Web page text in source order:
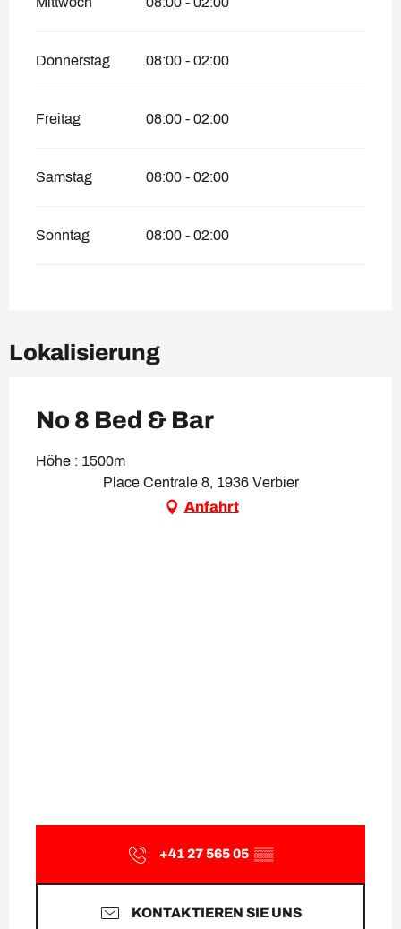
Donnerstag 08:00 - 02:00
Freitag 08:00 - 02:00
Samstag 08:00 - 02:00
Sonntag 08:00 - 02:00
Lokalisierung
No 8 Bed & Bar
Höhe : 1500m
Place Centrale 8, 1936 Verbier
Anfahrt
+41 27 565 05 ▒▒
KONTAKTIEREN SIE UNS